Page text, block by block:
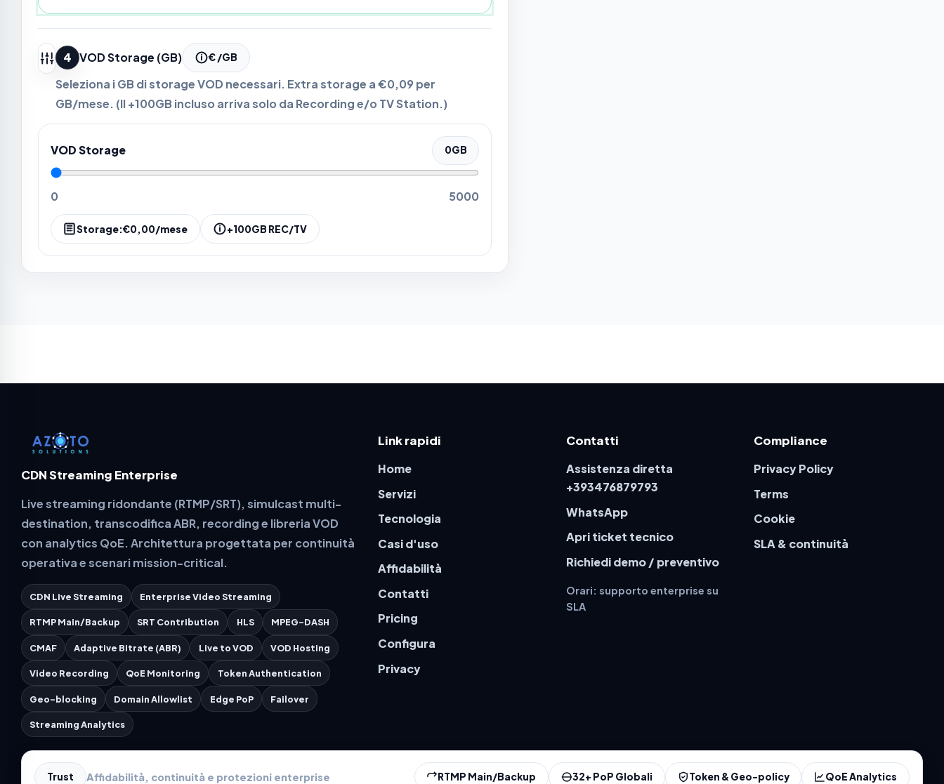
4 VOD Storage (GB) € /GB
Seleziona i GB di storage VOD necessari. Extra storage a€0,09 per
GB/mese. (Il +100GB incluso arriva solo da Recording e/o TV Station.)
VOD Storage 0GB
0 5000
Storage:€0,00/mese +100GB REC/TV
CDN Streaming Enterprise
Live streaming ridondante (RTMP/SRT), simulcast multi-
destination, transcodifica ABR, recording e libreria VOD
con analytics QoE. Architettura progettata per continuità
operativa e scenari mission-critical.
CDN Live Streaming Enterprise Video Streaming
RTMP Main/Backup SRT Contribution HLS MPEG-DASH
CMAF Adaptive Bitrate (ABR) Live to VOD VOD Hosting
Video Recording QoE Monitoring Token Authentication
Geo-blocking Domain Allowlist Edge PoP Failover
Streaming Analytics
Link rapidi
Home
Servizi
Tecnologia
Casi d'uso
Affidabilità
Contatti
Pricing
Configura
Privacy
Contatti
Assistenza diretta
+393476879793
WhatsApp
Apri ticket tecnico
Richiedi demo / preventivo
Orari: supporto enterprise su
SLA
Compliance
Privacy Policy
Terms
Cookie
SLA & continuità
Trust Affidabilità, continuità e protezioni enterprise RTMP Main/Backup 32+ PoP Globali Token & Geo-policy QoE Analytics